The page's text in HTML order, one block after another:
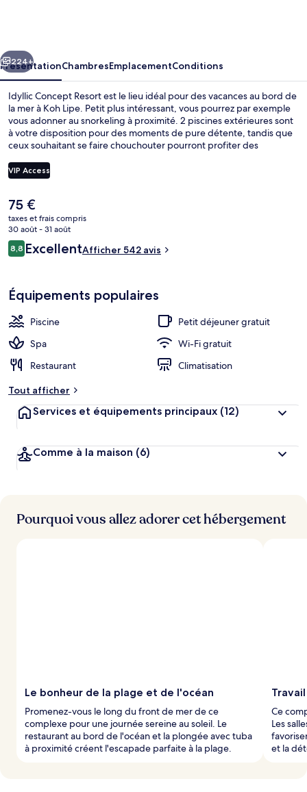
Suivant
224+
PrésentationChambresEmplacementConditions
Idyllic Concept Resort est le lieu idéal pour des vacances au bord de
la mer à Koh Lipe. Petit plus intéressant, vous pourrez par exemple
vous adonner au snorkeling à proximité. 2 piscines extérieures sont
à votre disposition pour des moments de pure détente, tandis que
ceux souhaitant se faire chouchouter pourront profiter des
de plage, l'hébergement The Cove Bistro sert des spécialités
Cuisine thaï et est ouvert pour le petit déjeuner, le déjeuner et le
figurent un bar en bord de piscine, une salle de fitness, et une
terrasse. Les autres voyageurs ne disent que du bien en ce qui
concerne le personnel attentionné.
VIP Access
Le
prix
actuel
est
de
75 €
taxes et frais compris
30 août - 31 août
Avis
voyageurs
8,88,8 sur 10
ExcellentAfficher 542 avis
Équipements populaires
Piscine
Petit déjeuner gratuit
Spa
Wi-Fi gratuit
Restaurant
Climatisation
Tout afficher
Services et équipements principaux (12)
Comme à la maison (6)
Pourquoi vous allez adorer cet hébergement
Le bonheur de la plage et de l'océan
Promenez-vous le long du front de mer de ce
complexe pour une journée sereine au soleil. Le
restaurant au bord de l'océan et la plongée avec tuba
à proximité créent l'escapade parfaite à la plage.
Ce
Les
et la